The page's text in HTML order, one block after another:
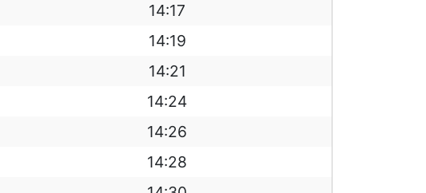
14:17
14:19
14:21
14:24
14:26
14:28